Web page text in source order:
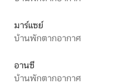
มาร์แซย์
บ้านพักตากอากาศ
อานซี
บ้านพักตากอากาศ